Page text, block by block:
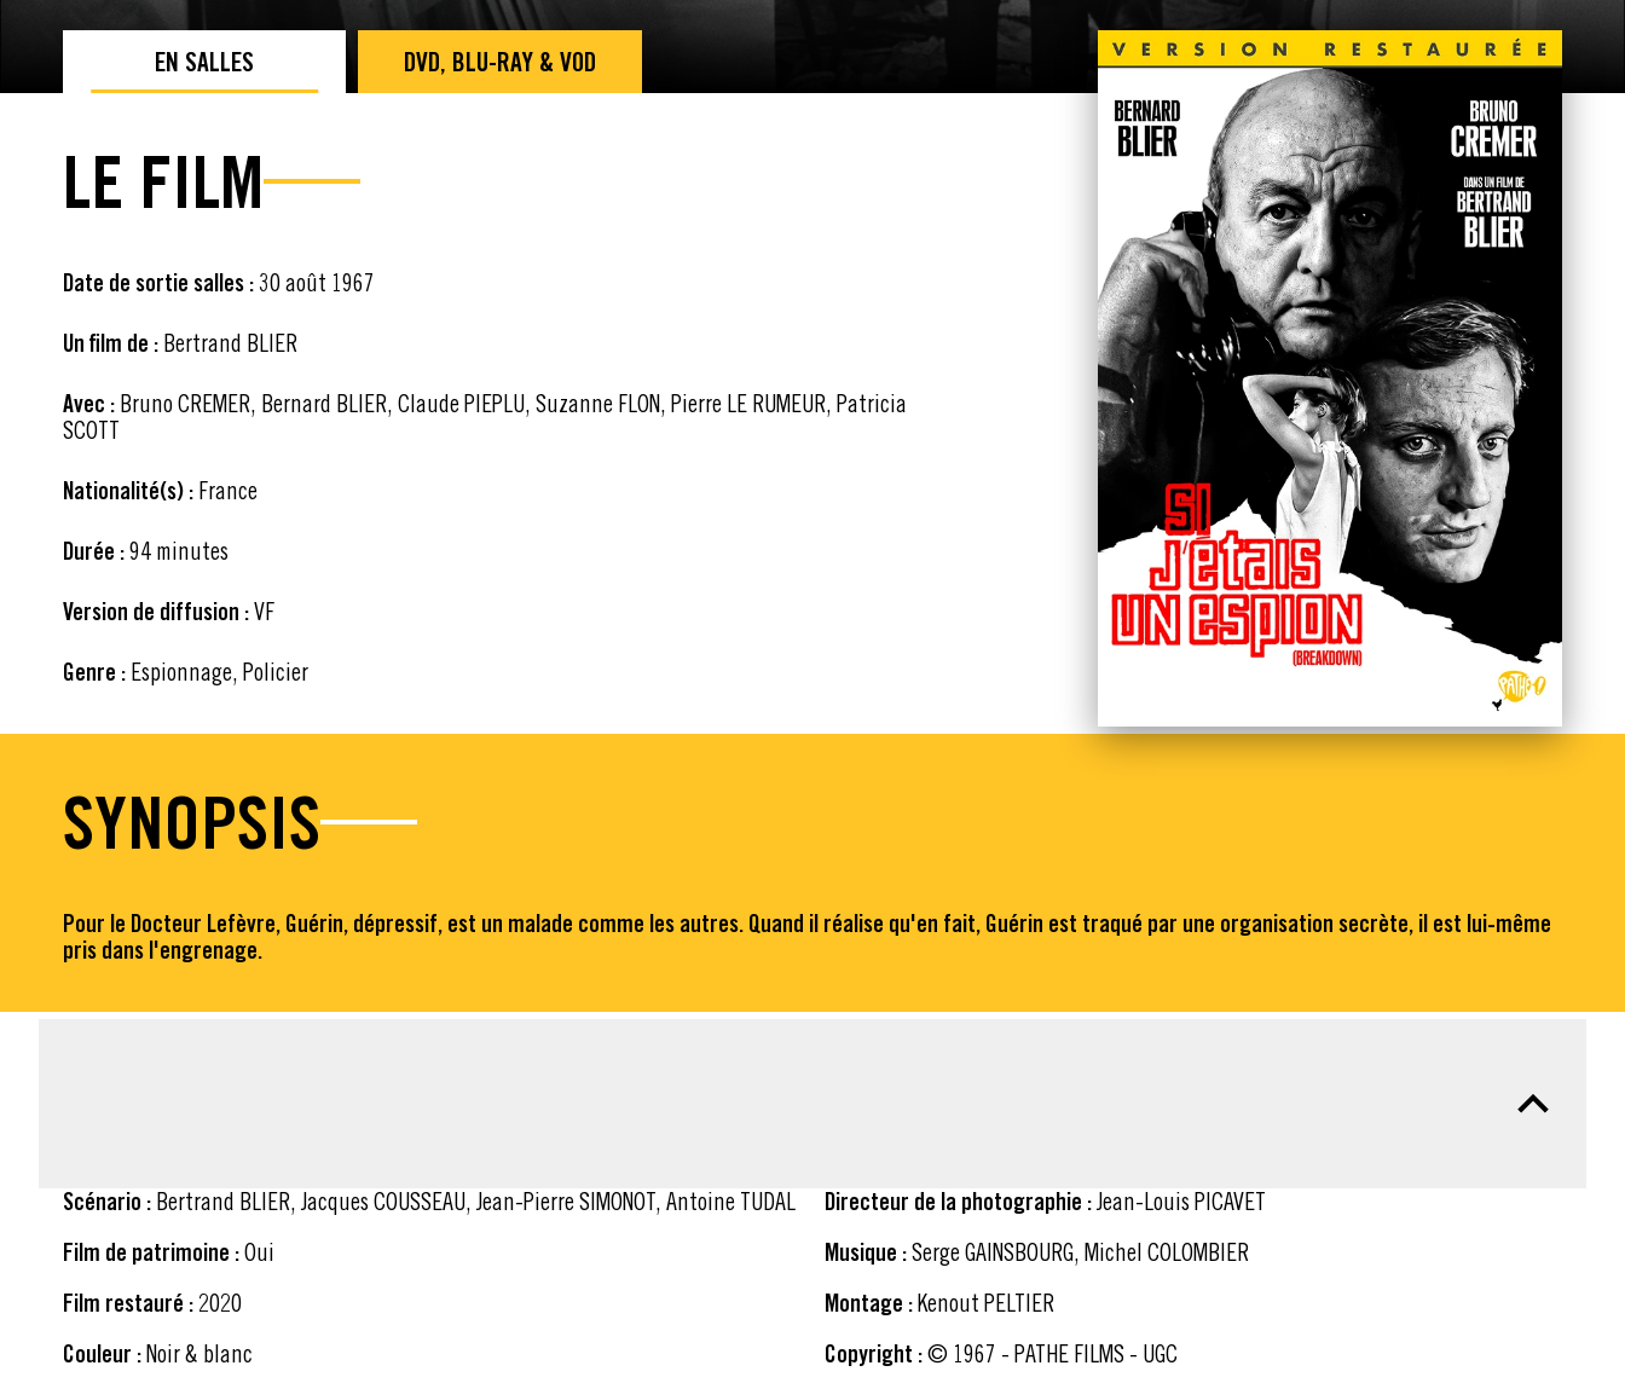
EN SALLES DVD, BLU-RAY & VOD
LE FILM
Date de sortie salles : 30 août 1967
Un film de : Bertrand BLIER
Avec : Bruno CREMER, Bernard BLIER, Claude PIEPLU, Suzanne FLON, Pierre LE RUMEUR, Patricia
SCOTT
Nationalité(s) : France
Durée :94 minutes
Version de diffusion :VF
Genre : Espionnage, Policier
SYNOPSIS
Pour le Docteur Lefèvre, Guérin, dépressif, est un malade comme les autres. Quand il réalise qu'en fait, Guérin est traqué par une organisation secrète, il est lui-même
pris dans l'engrenage.
Scénario : Bertrand BLIER, Jacques COUSSEAU, Jean-Pierre SIMONOT, Antoine TUDAL
Film de patrimoine :Oui
Film restauré : 2020
Couleur :Noir & blanc
Directeur de la photographie :Jean-Louis PICAVET
Musique :Serge GAINSBOURG, Michel COLOMBIER
Montage :Kenout PELTIER
Copyright :© 1967 - PATHE FILMS - UGC